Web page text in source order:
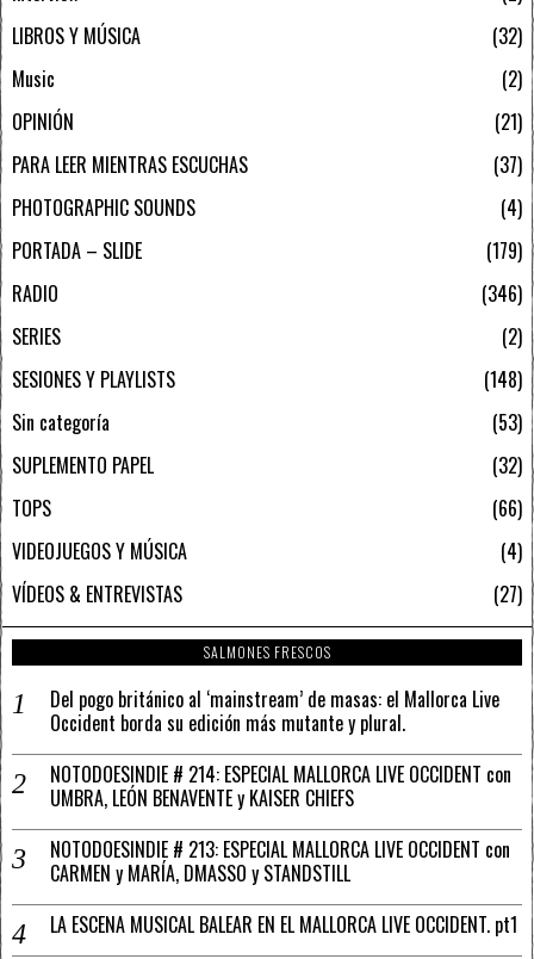
LIBROS Y MÚSICA
32
Music
2
OPINIÓN
21
PARA LEER MIENTRAS ESCUCHAS
37
PHOTOGRAPHIC SOUNDS
4
PORTADA – SLIDE
179
RADIO
346
SERIES
2
SESIONES Y PLAYLISTS
148
Sin categoría
53
SUPLEMENTO PAPEL
32
TOPS
66
VIDEOJUEGOS Y MÚSICA
4
VÍDEOS & ENTREVISTAS
27
SALMONES FRESCOS
Del pogo británico al ‘mainstream’ de masas: el Mallorca Live
Occident borda su edición más mutante y plural.
NOTODOESINDIE # 214: ESPECIAL MALLORCA LIVE OCCIDENT con
UMBRA, LEÓN BENAVENTE y KAISER CHIEFS
NOTODOESINDIE # 213: ESPECIAL MALLORCA LIVE OCCIDENT con
CARMEN y MARÍA, DMASSO y STANDSTILL
LA ESCENA MUSICAL BALEAR EN EL MALLORCA LIVE OCCIDENT. pt1